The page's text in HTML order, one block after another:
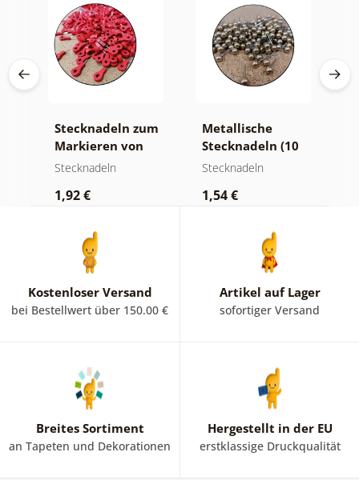
Stecknadeln zum
Markieren von
Orten (10 Stück)
Stecknadeln
1,92 €
Metallische
Stecknadeln (10
Stück)
Stecknadeln
1,54 €
Kostenloser Versand
bei Bestellwert über 150.00 €
Artikel auf Lager
sofortiger Versand
Breites Sortiment
an Tapeten und Dekorationen
Hergestellt in der EU
erstklassige Druckqualität